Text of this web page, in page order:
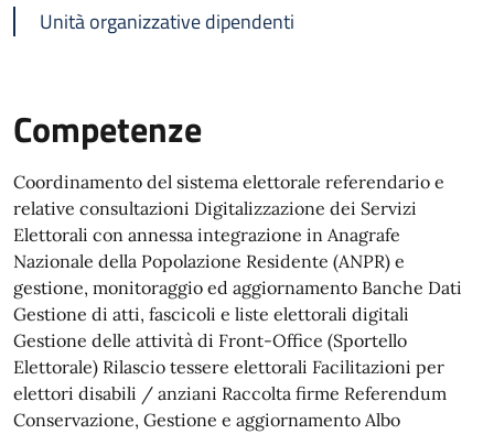
Unità organizzative dipendenti
Competenze
Coordinamento del sistema elettorale referendario e
relative consultazioni Digitalizzazione dei Servizi
Elettorali con annessa integrazione in Anagrafe
Nazionale della Popolazione Residente (ANPR) e
gestione, monitoraggio ed aggiornamento Banche Dati
Gestione di atti, fascicoli e liste elettorali digitali
Gestione delle attività di Front-Office (Sportello
Elettorale) Rilascio tessere elettorali Facilitazioni per
elettori disabili / anziani Raccolta firme Referendum
Conservazione, Gestione e aggiornamento Albo